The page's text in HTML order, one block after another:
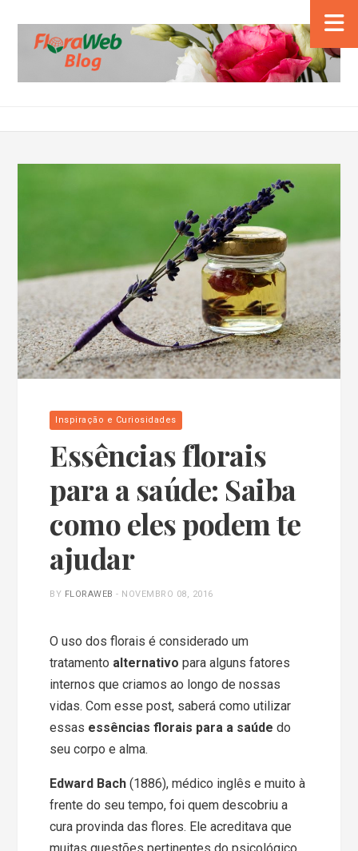
Inspiração e Curiosidades
Essências florais
para a saúde: Saiba
como eles podem te
ajudar
BY FLORAWEB - NOVEMBRO 08, 2016
O uso dos florais é considerado um
tratamento alternativo para alguns fatores
internos que criamos ao longo de nossas
vidas. Com esse post, saberá como utilizar
essas essências florais para a saúde do
seu corpo e alma.
Edward Bach (1886), médico inglês e muito à
frente do seu tempo, foi quem descobriu a
cura provinda das flores. Ele acreditava que